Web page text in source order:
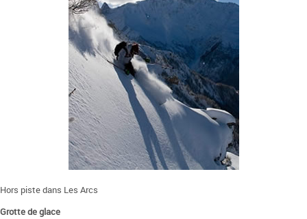
Hors piste dans Les Arcs
Grotte de glace